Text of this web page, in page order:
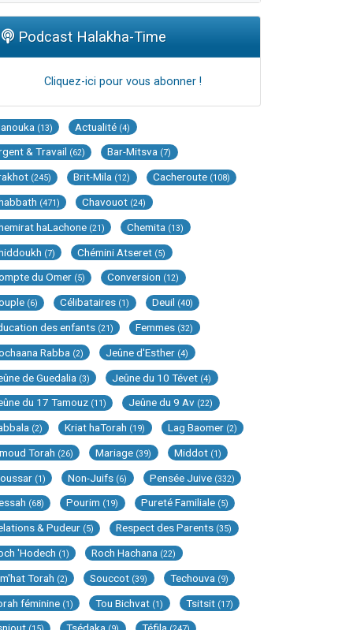
Podcast Halakha-Time
Cliquez-ici pour vous abonner !
(13) Actualité (4)
& Travail (62) Bar-Mitsva (7)
(245) Brit-Mila (12) Cacheroute (108)
(471) Chavouot (24)
haLachone (21) Chemita (13)
(7) Chémini Atseret (5)
du Omer (5) Conversion (12)
(6) Célibataires (1) Deuil (40)
des enfants (21) Femmes (32)
Rabba (2) Jeûne d'Esther (4)
de Guedalia (3) Jeûne du 10 Tévet (4)
du 17 Tamouz (11) Jeûne du 9 Av (22)
(2) Kriat haTorah (19) Lag Baomer (2)
Torah (26) Mariage (39) Middot (1)
(1) Non-Juifs (6) Pensée Juive (332)
(68) Pourim (19) Pureté Familiale (5)
& Pudeur (5) Respect des Parents (35)
'Hodech (1) Roch Hachana (22)
Torah (2) Souccot (39) Techouva (9)
féminine (1) Tou Bichvat (1) Tsitsit (17)